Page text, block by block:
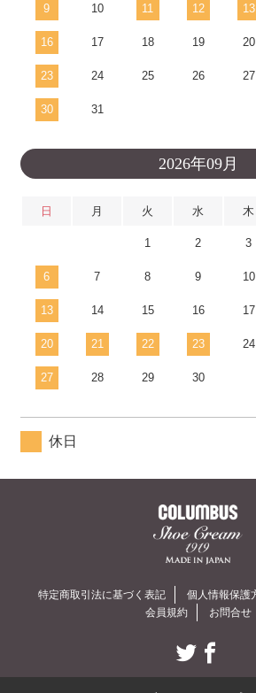
9 10 11 12 13
16 17 18 19 20
23 24 25 26 27
30 31
2026年09月
日 月 火 水 木
1 2 3
6 7 8 9 10
13 14 15 16 17
20 21 22 23 24
27 28 29 30
休日
特定商取引法に基づく表記 個人情報保護
会員規約
お問合せ